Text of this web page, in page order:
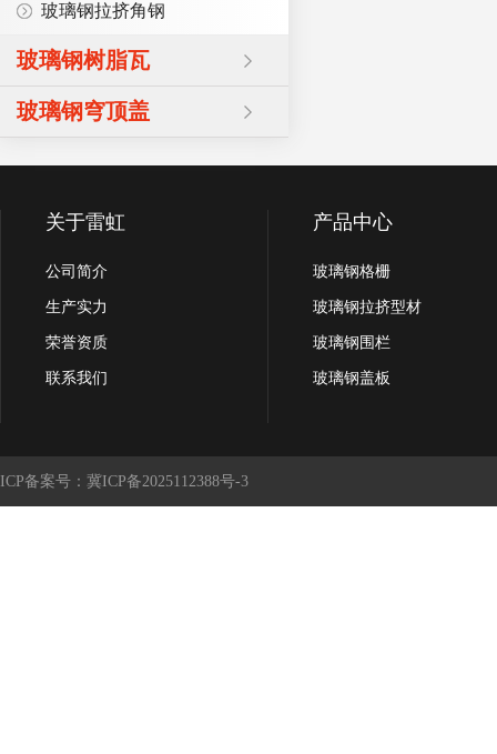
玻璃钢拉挤角钢
玻璃钢树脂瓦
玻璃钢穹顶盖
关于雷虹
公司简介
生产实力
荣誉资质
联系我们
产品中心
玻璃钢格栅
玻璃钢拉挤型材
玻璃钢围栏
玻璃钢盖板
ICP备案号：冀ICP备2025112388号-3